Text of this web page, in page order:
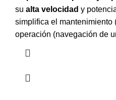
su alta velocidad y
simplifica el mantenimiento
operación (navegación de